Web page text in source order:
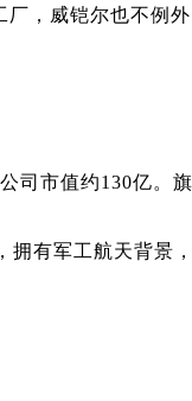
，威铠尔也不例
司市值约130亿
有军工航天背景